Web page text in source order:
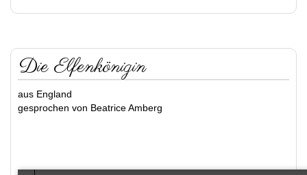
Die Elfenkönigin
aus England
gesprochen von Beatrice Amberg